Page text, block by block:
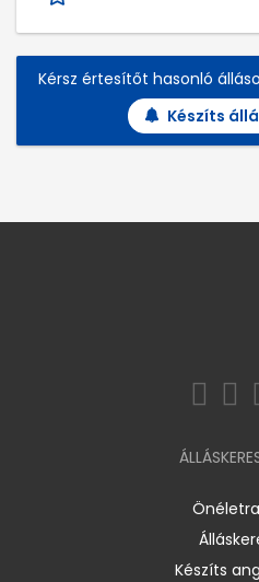
Kérsz értesítőt hasonló
Készíts
Készíts